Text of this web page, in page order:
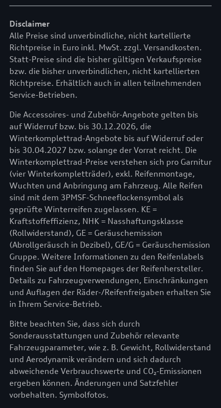
Disclaimer
Alle Preise sind unverbindliche, nicht kartellierte
Richtpreise in Euro inkl. MwSt. zzgl. Versandkosten.
Statt-Preise sind die bisher gültigen Verkaufspreise
bzw. die bisher unverbindlichen, nicht kartellierten
Richtpreise. Erhältlich auch in allen teilnehmenden
Service-Betrieben.
Die Accessoires- und Zubehör-Angebote gelten bis
auf Widerruf bzw. bis 30.12.2026, die
Winterkomplettrad-Angebote bis auf Widerruf oder
bis 30.04.2027 bzw. solange der Vorrat reicht. Die
Winterkomplettrad-Preise verstehen sich pro Garnitur
(vier Winterkompletträder), exkl. Reifenmontage,
Wuchten und Anbringung am Fahrzeug. Alle Reifen
sind mit dem 3PMSF-Schneeflockensymbol als
geprüfte Winterreifen zugelassen. KE =
Kraftstoffeffizienz, NHK = Nasshaftungsklasse
(Rollwiderstand), GE = Geräuschemission
(Abrollgeräusch in Dezibel), GE/G = Geräuschemission
Gruppe. Weitere Informationen zu den Reifenlabels
finden Sie auf den Homepages der Reifenhersteller.
Details zu Fahrzeugverwendungen, Einschränkungen
und Auflagen der Räder-/Reifenfreigaben erhalten Sie
in Ihrem Service-Betrieb.
Bitte beachten Sie, dass sich durch
Sonderausstattungen und Zubehör relevante
Fahrzeugparameter, wie z. B. Gewicht, Rollwiderstand
und Aerodynamik verändern und sich dadurch
abweichende Verbrauchswerte und CO₂-Emissionen
ergeben können. Änderungen und Satzfehler
vorbehalten. Symbolfotos.